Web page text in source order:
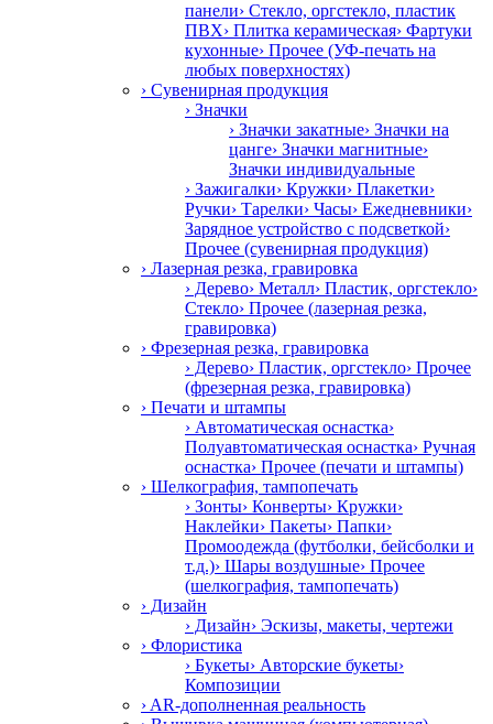
панели› Стекло, оргстекло, пластик
ПВХ› Плитка керамическая› Фартуки
кухонные› Прочее (УФ-печать на
любых поверхностях)
› Сувенирная продукция
› Значки
› Значки закатные› Значки на
цанге› Значки магнитные›
Значки индивидуальные
› Зажигалки› Кружки› Плакетки›
Ручки› Тарелки› Часы› Ежедневники›
Зарядное устройство с подсветкой›
Прочее (сувенирная продукция)
› Лазерная резка, гравировка
› Дерево› Металл› Пластик, оргстекло›
Стекло› Прочее (лазерная резка,
гравировка)
› Фрезерная резка, гравировка
› Дерево› Пластик, оргстекло› Прочее
(фрезерная резка, гравировка)
› Печати и штампы
› Автоматическая оснастка›
Полуавтоматическая оснастка› Ручная
оснастка› Прочее (печати и штампы)
› Шелкография, тампопечать
› Зонты› Конверты› Кружки›
Наклейки› Пакеты› Папки›
Промоодежда (футболки, бейсболки и
т.д.)› Шары воздушные› Прочее
(шелкография, тампопечать)
› Дизайн
› Дизайн› Эскизы, макеты, чертежи
› Флористика
› Букеты› Авторские букеты›
Композиции
› AR-дополненная реальность